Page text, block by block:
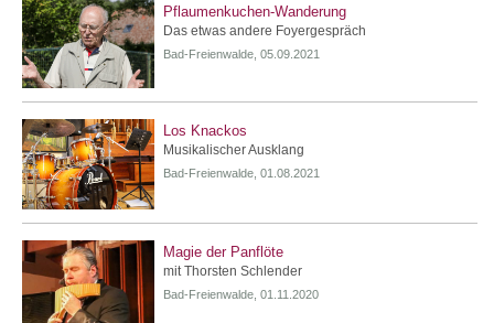
Pflaumenkuchen-Wanderung
Das etwas andere Foyergespräch
Bad-Freienwalde, 05.09.2021
Los Knackos
Musikalischer Ausklang
Bad-Freienwalde, 01.08.2021
Magie der Panflöte
mit Thorsten Schlender
Bad-Freienwalde, 01.11.2020